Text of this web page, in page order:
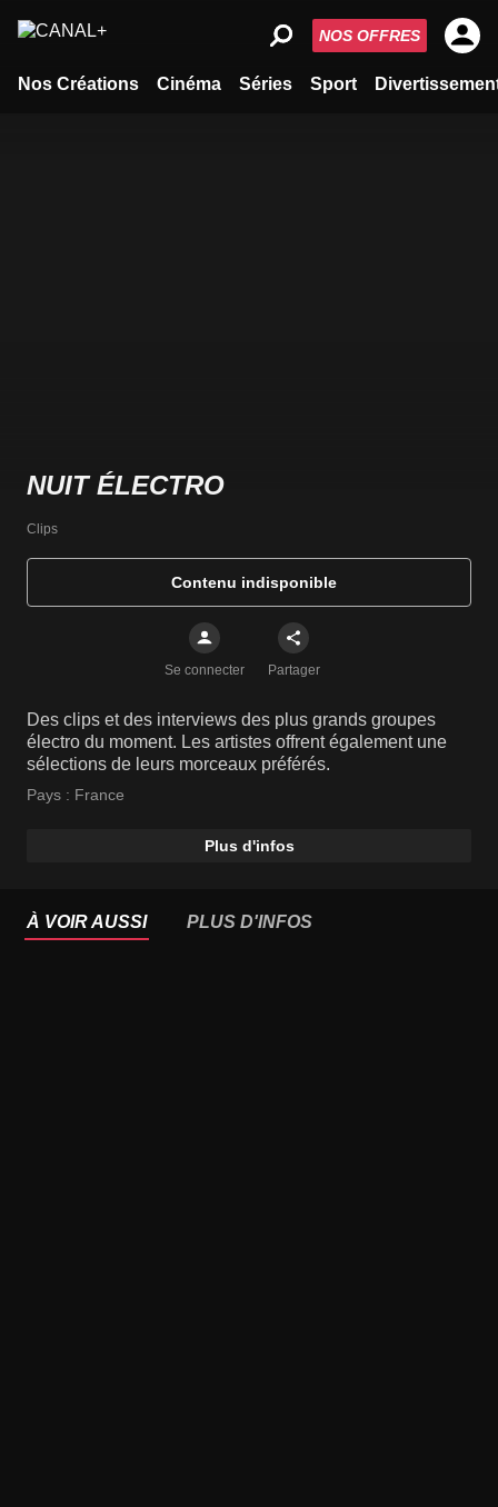
Nos Créations Cinéma Séries Sport
NOS OFFRES
NUIT ÉLECTRO
Clips
Contenu indisponible
Se connecter Partager
Des clips et des interviews des plus grands groupes
électro du moment. Les artistes offrent également une
sélections de leurs morceaux préférés.
Pays : France
Plus d'infos
À VOIR AUSSI PLUS D'INFOS